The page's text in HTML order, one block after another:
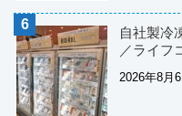
自社製冷
／ライフ
2026年8月6